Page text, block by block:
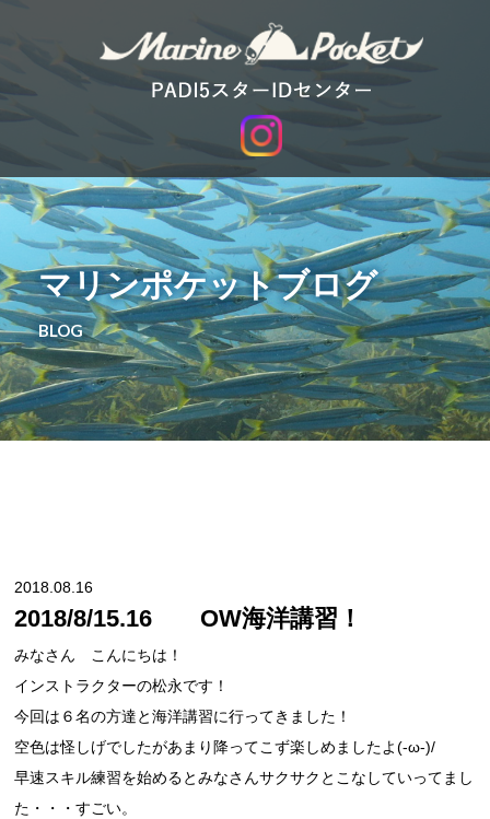
マリンポケットブログ
BLOG
2018.08.16
2018/8/15.16 OW海洋講習！
みなさん こんにちは！
インストラクターの松永です！
今回は６名の方達と海洋講習に行ってきました！
空色は怪しげでしたがあまり降ってこず楽しめましたよ(-ω-)/
早速スキル練習を始めるとみなさんサクサクとこなしていってまし
た・・・すごい。